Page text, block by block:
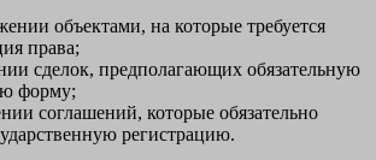
объектами, на которые требуется
права;
сделок, предполагающих обязательную
форму;
соглашений, которые обязательно
регистрацию.